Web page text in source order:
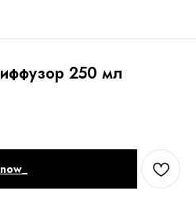
250 мл